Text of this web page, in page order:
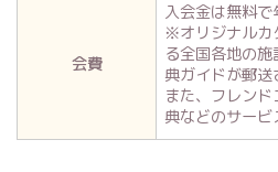
会費
入会金は無料
※オリジナルカ
る全国各地の
典ガイドが郵送
また、フレン
典などのサービ